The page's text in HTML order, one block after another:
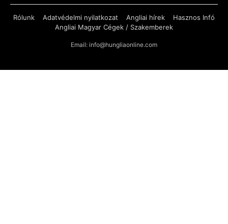
Rólunk Adatvédelmi nyilatkozat Angliai hírek
Hasznos Infó
Angliai Magyar Cégek / Szakemberek
Email: info@hungliaonline.com